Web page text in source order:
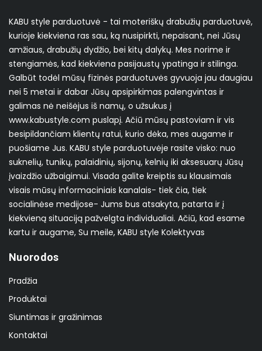
KABU style parduotuvė - tai moteriškų drabužių parduotuvė,
kurioje kiekviena ras sau, ką nusipirkti, nepaisant, nei Jūsų
amžiaus, drabužių dydžio, bei kitų dalykų. Mes norime ir
stengiamės, kad kiekviena pasijaustų ypatinga ir stilinga.
Galbūt todėl mūsų fizinės parduotuvės gyvuoja jau daugiau
nei 5 metai ir dabar Jūsų apsipirkimas palengvintas ir
galimas nė neišėjus iš namų, o užsukus į
www.kabustyle.com puslapį. Ačiū mūsų pastoviam ir vis
besipildančiam klientų ratui, kurio dėka, mes augame ir
puošiame Jus. KABU style parduotuvėje rasite visko: nuo
suknelių, tunikų, palaidinių, sijonų, kelnių iki aksesuarų Jūsų
įvaizdžio užbaigimui. Visada galite kreiptis su klausimais
visais mūsų informaciniais kanalais- tiek čia, tiek
socialinėse medijose- Jums bus atsakyta, patarta ir į
kiekvieną situaciją pažvelgta individualiai. Ačiū, kad esame
kartu ir augame, Su meile, KABU style Kolektyvas
Nuorodos
Pradžia
Produktai
Siuntimas ir gražinimas
Kontaktai